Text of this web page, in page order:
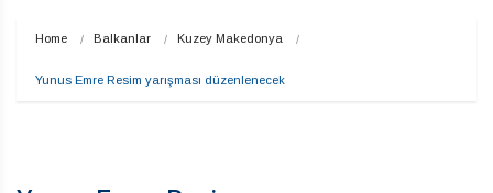
Home Balkanlar Kuzey Makedonya
Yunus Emre Resim yarışması düzenlenecek